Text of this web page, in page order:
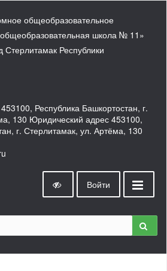
общеобразовательное
школа № 11»
Стерлитамак Республики
Республика Башкортостан, г.
130 Юридический адрес 453100,
г. Стерлитамак, ул. Артёма, 130
Войти